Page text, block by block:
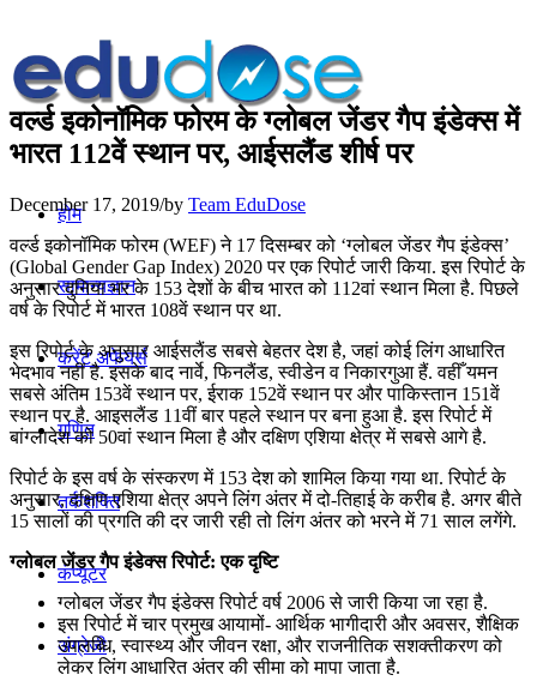
होम
सामान्यज्ञान
करेंट अफेयर्स
गणित
तर्कशक्ति
कंप्यूटर
अंग्रेजी
वर्ल्ड इकोनॉमिक फोरम के ग्लोबल जेंडर गैप इंडेक्स में
भारत 112वें स्थान पर, आईसलैंड शीर्ष पर
December 17, 2019/by Team EduDose
वर्ल्ड इकोनॉमिक फोरम (WEF) ने 17 दिसम्बर को ‘ग्लोबल जेंडर गैप इंडेक्स’
(Global Gender Gap Index) 2020 पर एक रिपोर्ट जारी किया. इस रिपोर्ट के
अनुसार दुनिया भर के 153 देशों के बीच भारत को 112वां स्थान मिला है. पिछले
वर्ष के रिपोर्ट में भारत 108वें स्थान पर था.
इस रिपोर्ट के अनुसार आईसलैंड सबसे बेहतर देश है, जहां कोई लिंग आधारित
भेदभाव नहीं है. इसके बाद नार्वे, फिनलैंड, स्वीडेन व निकारगुआ हैं. वहीँ यमन
सबसे अंतिम 153वें स्थान पर, ईराक 152वें स्थान पर और पाकिस्तान 151वें
स्थान पर है. आइसलैंड 11वीं बार पहले स्थान पर बना हुआ है. इस रिपोर्ट में
बांग्लादेश को 50वां स्थान मिला है और दक्षिण एशिया क्षेत्र में सबसे आगे है.
रिपोर्ट के इस वर्ष के संस्करण में 153 देश को शामिल किया गया था. रिपोर्ट के
अनुसार, दक्षिण एशिया क्षेत्र अपने लिंग अंतर में दो-तिहाई के करीब है. अगर बीते
15 सालों की प्रगति की दर जारी रही तो लिंग अंतर को भरने में 71 साल लगेंगे.
ग्लोबल जेंडर गैप इंडेक्स रिपोर्ट: एक दृष्टि
ग्लोबल जेंडर गैप इंडेक्स रिपोर्ट वर्ष 2006 से जारी किया जा रहा है.
इस रिपोर्ट में चार प्रमुख आयामों- आर्थिक भागीदारी और अवसर, शैक्षिक
उपलब्धि, स्वास्थ्य और जीवन रक्षा, और राजनीतिक सशक्तीकरण को
लेकर लिंग आधारित अंतर की सीमा को मापा जाता है.